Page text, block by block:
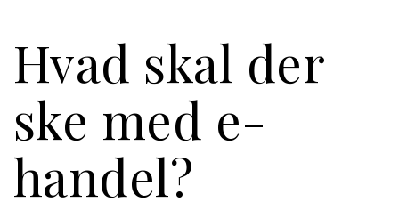
Hvad skal der
ske med e-
handel?